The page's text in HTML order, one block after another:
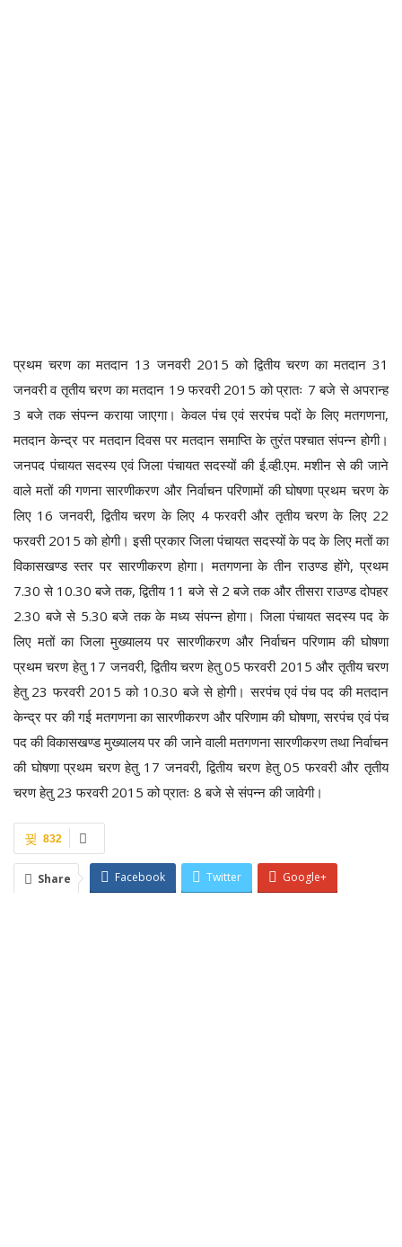
प्रथम चरण का मतदान 13 जनवरी 2015 को द्वितीय चरण का मतदान 31
जनवरी व तृतीय चरण का मतदान 19 फरवरी 2015 को प्रातः 7 बजे से अपरान्ह
3 बजे तक संपन्न कराया जाएगा। केवल पंच एवं सरपंच पदों के लिए मतगणना,
मतदान केन्द्र पर मतदान दिवस पर मतदान समाप्ति के तुरंत पश्चात संपन्न होगी।
जनपद पंचायत सदस्य एवं जिला पंचायत सदस्यों की ई.व्ही.एम. मशीन से की जाने
वाले मतों की गणना सारणीकरण और निर्वाचन परिणामों की घोषणा प्रथम चरण के
लिए 16 जनवरी, द्वितीय चरण के लिए 4 फरवरी और तृतीय चरण के लिए 22
फरवरी 2015 को होगी। इसी प्रकार जिला पंचायत सदस्यों के पद के लिए मतों का
विकासखण्ड स्तर पर सारणीकरण होगा। मतगणना के तीन राउण्ड होंगे, प्रथम
7.30 से 10.30 बजे तक, द्वितीय 11 बजे से 2 बजे तक और तीसरा राउण्ड दोपहर
2.30 बजे से 5.30 बजे तक के मध्य संपन्न होगा। जिला पंचायत सदस्य पद के
लिए मतों का जिला मुख्यालय पर सारणीकरण और निर्वाचन परिणाम की घोषणा
प्रथम चरण हेतु 17 जनवरी, द्वितीय चरण हेतु 05 फरवरी 2015 और तृतीय चरण
हेतु 23 फरवरी 2015 को 10.30 बजे से होगी। सरपंच एवं पंच पद की मतदान
केन्द्र पर की गई मतगणना का सारणीकरण और परिणाम की घोषणा, सरपंच एवं पंच
पद की विकासखण्ड मुख्यालय पर की जाने वाली मतगणना सारणीकरण तथा निर्वाचन
की घोषणा प्रथम चरण हेतु 17 जनवरी, द्वितीय चरण हेतु 05 फरवरी और तृतीय
चरण हेतु 23 फरवरी 2015 को प्रातः 8 बजे से संपन्न की जावेगी।
832
Share Facebook Twitter Google+